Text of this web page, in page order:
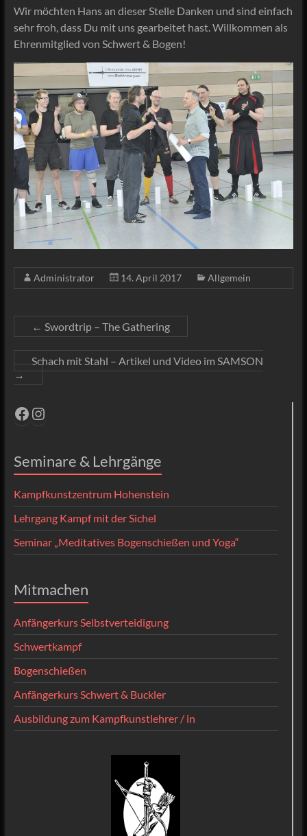
Wir möchten Hans an dieser Stelle Danken und sind einfach
sehr froh, dass Du mit uns gearbeitet hast. Willkommen als
Ehrenmitglied von Schwert & Bogen!
Administrator 14. April 2017 Allgemein
← Swordtrip – The Gathering
Schach mit Stahl – Artikel und Video im SAMSON
→
Facebook
Instagram
Seminare & Lehrgänge
Kampfkunstzentrum Hohenstein
Lehrgang Kampf mit der Sichel
Seminar „Meditatives Bogenschießen und Yoga“
Mitmachen
Anfängerkurs Selbstverteidigung
Schwertkampf
Bogenschießen
Anfängerkurs Schwert & Buckler
Ausbildung zum Kampfkunstlehrer / in